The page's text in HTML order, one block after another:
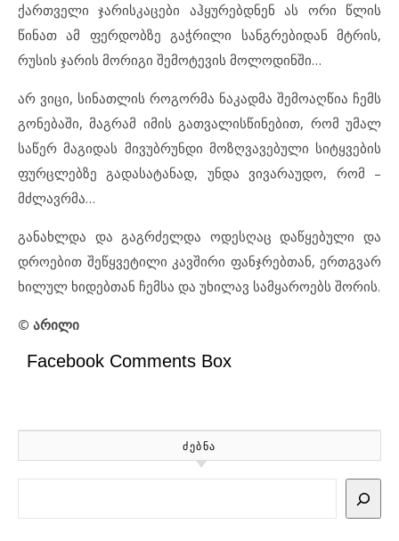
ქართველი ჯარისკაცები აჰყურებდნენ ას ორი წლის
წინათ ამ ფერდობზე გაჭრილი სანგრებიდან მტრის,
რუსის ჯარის მორიგი შემოტევის მოლოდინში…
არ ვიცი, სინათლის როგორმა ნაკადმა შემოაღწია ჩემს
გონებაში, მაგრამ იმის გათვალისწინებით, რომ უმალ
საწერ მაგიდას მივუბრუნდი მოზღვავებული სიტყვების
ფურცლებზე გადასატანად, უნდა ვივარაუდო, რომ –
მძლავრმა…
განახლდა და გაგრძელდა ოდესღაც დაწყებული და
დროებით შეწყვეტილი კავშირი ფანჯრებთან, ერთგვარ
ხილულ ხიდებთან ჩემსა და უხილავ სამყაროებს შორის.
© არილი
Facebook Comments Box
ᲫᲔᲑᲜᲐ